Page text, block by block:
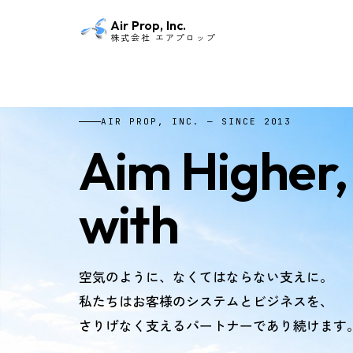
Air Prop, Inc.
株式会社 エアプロップ
AIR PROP, INC. — SINCE 2013
Aim Higher,
withAir
空気のように、なくてはならない支えに。
私たちはお客様のシステムとビジネスを、
さりげなく支えるパートナーであり続けます